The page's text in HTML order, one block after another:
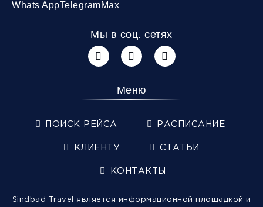
Whats AppTelegramMax
Мы в соц. сетях
Меню
ПОИСК РЕЙСА РАСПИСАНИЕ
КЛИЕНТУ СТАТЬИ
КОНТАКТЫ
Sindbad Travel является информационной площадкой и